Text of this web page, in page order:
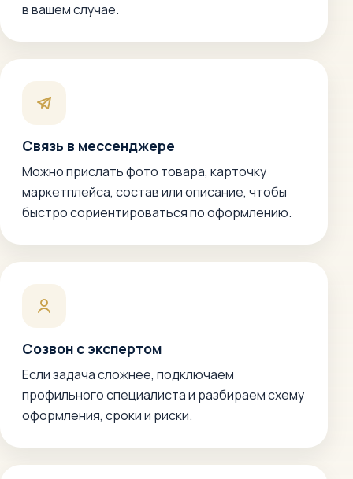
в вашем случае.
Связь в мессенджере
Можно прислать фото товара, карточку
маркетплейса, состав или описание, чтобы
быстро сориентироваться по оформлению.
Созвон с экспертом
Если задача сложнее, подключаем
профильного специалиста и разбираем схему
оформления, сроки и риски.